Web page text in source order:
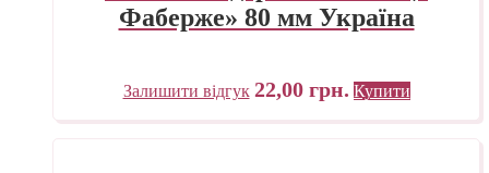
Фаберже» 80 мм Україна
Залишити відгук 22,00 грн. Купити